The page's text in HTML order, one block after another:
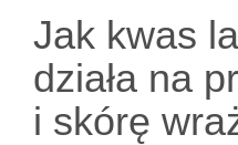
Jak kwas
działa na
i skórę